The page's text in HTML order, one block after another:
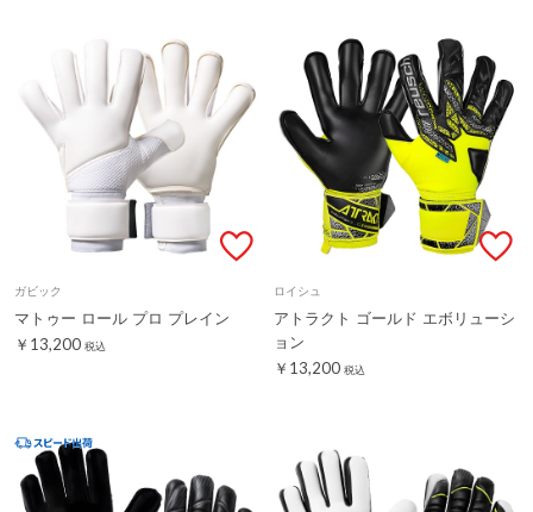
ガビック
マトゥー ロール プロ プレイン
￥13,200 税込
ロイシュ
アトラクト ゴールド エボリューシ
ョン
￥13,200 税込